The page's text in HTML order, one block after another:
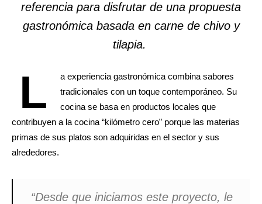
referencia para disfrutar de una propuesta
gastronómica basada en carne de chivo y
tilapia.
L
a experiencia gastronómica combina sabores
tradicionales con un toque contemporáneo. Su
cocina se basa en productos locales que
contribuyen a la cocina “kilómetro cero” porque las materias
primas de sus platos son adquiridas en el sector y sus
alrededores.
“Desde que iniciamos este proyecto, le